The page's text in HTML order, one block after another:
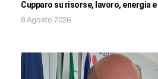
Cupparo su risorse, lavoro, energia
8 Agosto 2026